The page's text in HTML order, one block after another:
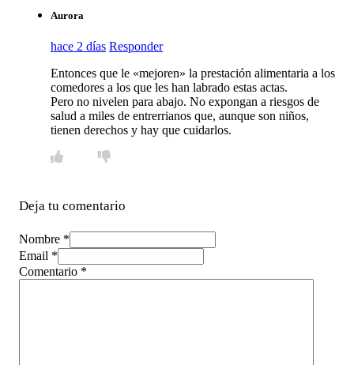
Aurora
hace 2 días Responder
Entonces que le «mejoren» la prestación alimentaria a los
comedores a los que les han labrado estas actas.
Pero no nivelen para abajo. No expongan a riesgos de
salud a miles de entrerrianos que, aunque son niños,
tienen derechos y hay que cuidarlos.
Deja tu comentario
Nombre *
Email *
Comentario *